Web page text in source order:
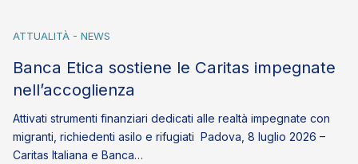
ATTUALITÀ - NEWS
Banca Etica sostiene le Caritas impegnate
nell’accoglienza
Attivati strumenti finanziari dedicati alle realtà impegnate con
migranti, richiedenti asilo e rifugiati Padova, 8 luglio 2026 –
Caritas Italiana e Banca…